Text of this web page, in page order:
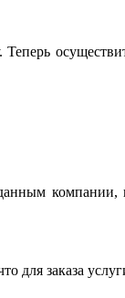
Теперь
компании,
для заказа